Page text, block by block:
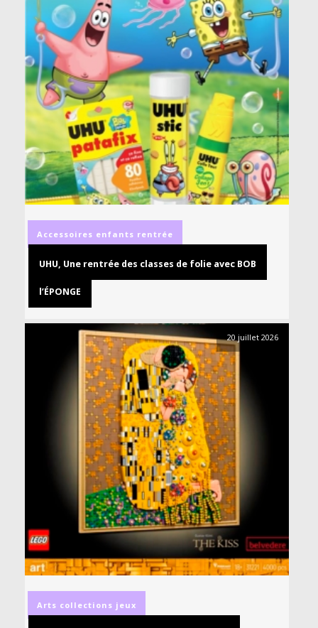
Accessoires enfants rentrée
UHU, Une rentrée des classes de folie avec BOB
l’ÉPONGE
20 juillet 2026
Arts collections jeux